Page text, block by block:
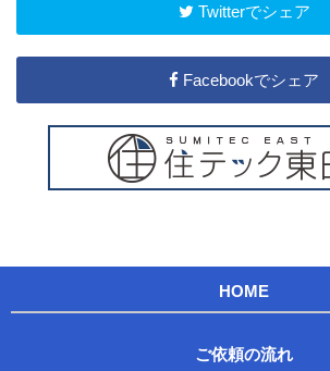
Twitterでシェア
Facebookでシェア
HOME
ご依頼の流れ